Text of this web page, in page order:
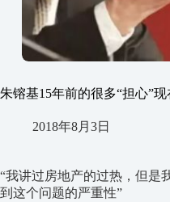
朱镕基15年前的很多“担心”
2018年8月3日
“我讲过房地产的过热，但是
到这个问题的严重性”